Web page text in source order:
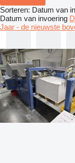
Sorteren: Datum van
Datum van invoering
Jaar - de nieuwste